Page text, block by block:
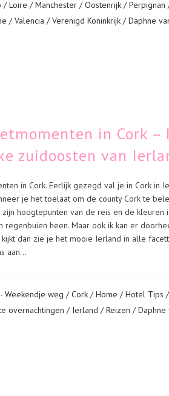
/Loire /Manchester /Oostenrijk /Perpignan
/Valencia /Verenigd Koninkrijk / Daphne
in Cork –
zuidoosten van
in Cork. Eerlijk gezegd val je in Cork in
je het toelaat om de county Cork te
zijn hoogtepunten van de reis en de
regenbuien heen. Maar ook ik kan er
dan zie je het mooie Ierland in alle
aan...
Weekendje weg /Cork /Home /Hotel Tips /
overnachtingen / Ierland /Reizen / Daphne